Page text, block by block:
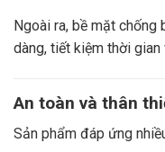
Ngoài ra, bề mặt chống
dàng, tiết kiệm thời gian
An toàn và thân
Sản phẩm đáp ứng